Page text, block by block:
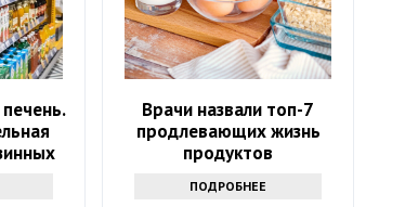
Врачи назвали топ-7
продлевающих жизнь
продуктов
ПОДРОБНЕЕ